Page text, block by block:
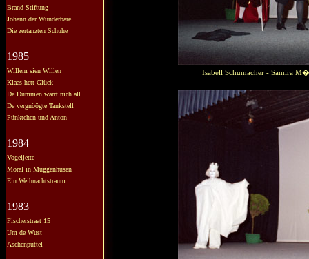
Brand-Stiftung
Johann der Wunderbare
Die zertanzten Schuhe
1985
Willem sien Willen
Klaas hett Glück
De Dummen warrt nich all
De vergnöögte Tankstell
Pünktchen und Anton
1984
Vogeljette
Moral in Müggenhusen
Ein Weihnachtstraum
1983
Fischerstraat 15
Üm de Wust
Aschenputtel
Isabell Schumacher - Samira